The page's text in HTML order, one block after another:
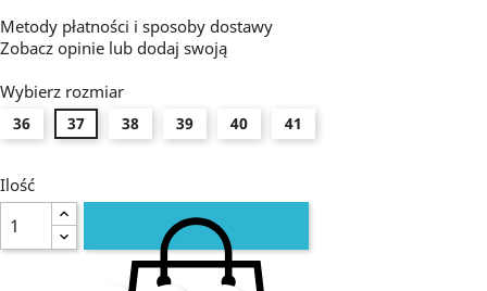
Metody płatności i sposoby dostawy
Zobacz opinie lub dodaj swoją
Wybierz rozmiar
36 37 38 39 40 41
Ilość